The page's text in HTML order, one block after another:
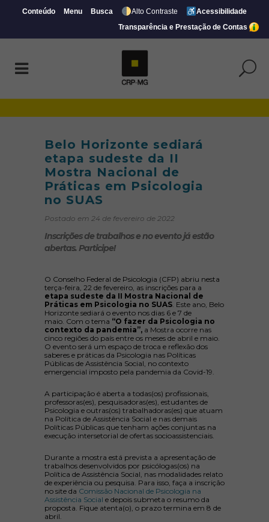
Conteúdo Menu Busca Alto Contraste
Acessibilidade
Transparência e Prestação de Contas
Belo Horizonte sediará
etapa sudeste da II
Mostra Nacional de
Práticas em Psicologia
no SUAS
Postado em 24 de fevereiro de 2022
Inscrições de trabalhos e no evento já estão
abertas. Participe!
O Conselho Federal de Psicologia (CFP) abriu nesta
terça-feira, 22 de fevereiro, as inscrições para a
etapa sudeste da II Mostra Nacional de
Práticas em Psicologia no SUAS. Este ano, Belo
Horizonte sediará o evento nos dias 6 e 7 de
maio. Com o tema “O fazer da Psicologia no
contexto da pandemia”, a Mostra ocorre nas
cinco regiões do país entre os meses de abril e maio.
O evento será um espaço de troca e reflexão dos
saberes e práticas da Psicologia nas Políticas
Públicas de Assistência Social, no contexto
emergencial imposto pela pandemia da Covid-19.
A participação é aberta a todas(os) profissionais,
professoras(es), pesquisadoras(es), estudantes de
Psicologia e outras(os) trabalhadoras(es) que atuam
na Política de Assistência Social e nas demais
Políticas Públicas que tenham ações conjuntas na
execução intersetorial de ofertas socioassistenciais.
Durante a mostra está prevista a apresentação de
trabalhos desenvolvidos por psicólogas(os) na
Política de Assistência Social, nas modalidades relato
de experiência ou pesquisa. Para isso, faça a inscrição
no site da Comissão Nacional de Psicologia na
Assistência Social e depois submeta o resumo da
proposta. Fique atenta(o), o prazo termina em 8 de
abril.